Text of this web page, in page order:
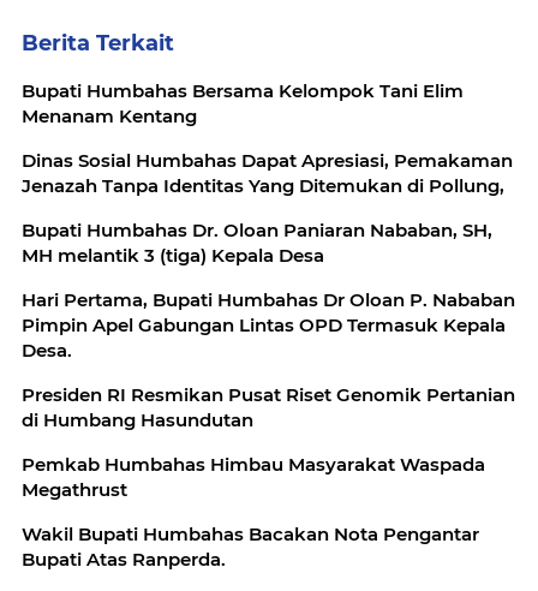
Berita Terkait
Bupati Humbahas Bersama Kelompok Tani Elim
Menanam Kentang
Dinas Sosial Humbahas Dapat Apresiasi, Pemakaman
Jenazah Tanpa Identitas Yang Ditemukan di Pollung,
Bupati Humbahas Dr. Oloan Paniaran Nababan, SH,
MH melantik 3 (tiga) Kepala Desa
Hari Pertama, Bupati Humbahas Dr Oloan P. Nababan
Pimpin Apel Gabungan Lintas OPD Termasuk Kepala
Desa.
Presiden RI Resmikan Pusat Riset Genomik Pertanian
di Humbang Hasundutan
Pemkab Humbahas Himbau Masyarakat Waspada
Megathrust
Wakil Bupati Humbahas Bacakan Nota Pengantar
Bupati Atas Ranperda.